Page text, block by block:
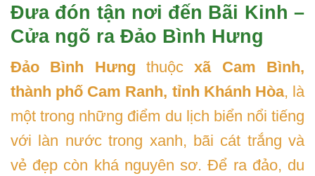
Đưa đón tận nơi đến Bãi Kinh –
Cửa ngõ ra Đảo Bình Hưng
Đảo Bình Hưng thuộcxã Cam Bình,
thành phố Cam Ranh, tỉnh Khánh Hòa, là
một trong những điểm du lịch biển nổi tiếng
với làn nước trong xanh, bãi cát trắng và
vẻ đẹp còn khá nguyên sơ. Để ra đảo, du